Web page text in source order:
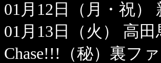
01月12日（月・祝）
01月13日（火） 高
Chase!!!（秘）裏フ